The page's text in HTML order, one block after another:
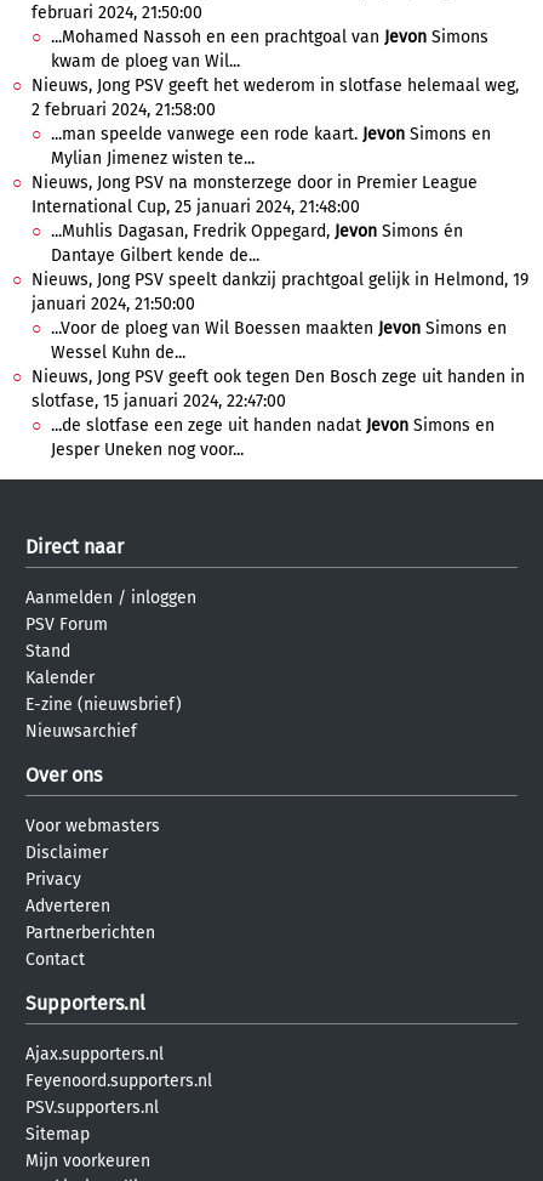
februari 2024, 21:50:00
...Mohamed Nassoh en een prachtgoal van Jevon Simons
kwam de ploeg van Wil...
Nieuws, Jong PSV geeft het wederom in slotfase helemaal weg,
2 februari 2024, 21:58:00
...man speelde vanwege een rode kaart. Jevon Simons en
Mylian Jimenez wisten te...
Nieuws, Jong PSV na monsterzege door in Premier League
International Cup, 25 januari 2024, 21:48:00
...Muhlis Dagasan, Fredrik Oppegard, Jevon Simons én
Dantaye Gilbert kende de...
Nieuws, Jong PSV speelt dankzij prachtgoal gelijk in Helmond, 19
januari 2024, 21:50:00
...Voor de ploeg van Wil Boessen maakten Jevon Simons en
Wessel Kuhn de...
Nieuws, Jong PSV geeft ook tegen Den Bosch zege uit handen in
slotfase, 15 januari 2024, 22:47:00
...de slotfase een zege uit handen nadat Jevon Simons en
Jesper Uneken nog voor...
Direct naar
Aanmelden / inloggen
PSV Forum
Stand
Kalender
E-zine (nieuwsbrief)
Nieuwsarchief
Over ons
Voor webmasters
Disclaimer
Privacy
Adverteren
Partnerberichten
Contact
Supporters.nl
Ajax.supporters.nl
Feyenoord.supporters.nl
PSV.supporters.nl
Sitemap
Mijn voorkeuren